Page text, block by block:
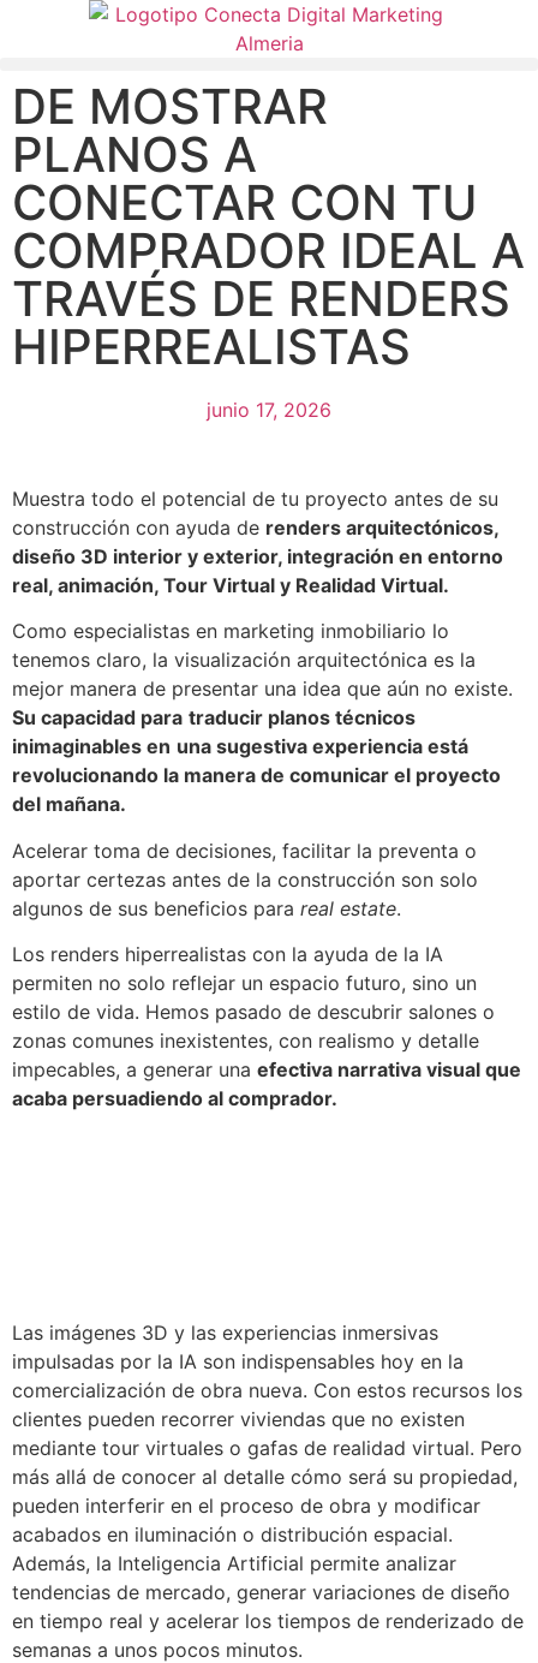
DE MOSTRAR
PLANOS A
CONECTAR CON TU
COMPRADOR IDEAL A
TRAVÉS DE RENDERS
HIPERREALISTAS
junio 17, 2026
Muestra todo el potencial de tu proyecto antes de su
construcción con ayuda de renders arquitectónicos,
diseño 3D interior y exterior, integración en entorno
real, animación, Tour Virtual y Realidad Virtual.
Como especialistas en marketing inmobiliario lo
tenemos claro, la visualización arquitectónica es la
mejor manera de presentar una idea que aún no existe.
Su capacidad para traducir planos técnicos
inimaginables en una sugestiva experiencia está
revolucionando la manera de comunicar el proyecto
del mañana.
Acelerar toma de decisiones, facilitar la preventa o
aportar certezas antes de la construcción son solo
algunos de sus beneficios para real estate.
Los renders hiperrealistas con la ayuda de la IA
permiten no solo reflejar un espacio futuro, sino un
estilo de vida. Hemos pasado de descubrir salones o
zonas comunes inexistentes, con realismo y detalle
impecables, a generar una efectiva narrativa visual que
acaba persuadiendo al comprador.
Las imágenes 3D y las experiencias inmersivas
impulsadas por la IA son indispensables hoy en la
comercialización de obra nueva. Con estos recursos los
clientes pueden recorrer viviendas que no existen
mediante tour virtuales o gafas de realidad virtual. Pero
más allá de conocer al detalle cómo será su propiedad,
pueden interferir en el proceso de obra y modificar
acabados en iluminación o distribución espacial.
Además, la Inteligencia Artificial permite analizar
tendencias de mercado, generar variaciones de diseño
en tiempo real y acelerar los tiempos de renderizado de
semanas a unos pocos minutos.